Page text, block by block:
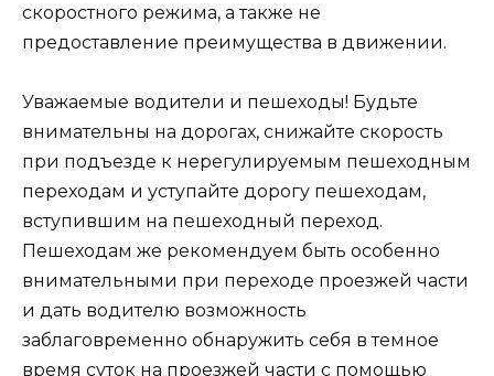
скоростного режима, а также не
предоставление преимущества в движении.
Уважаемые водители и пешеходы! Будьте
внимательны на дорогах, снижайте скорость
при подъезде к нерегулируемым пешеходным
переходам и уступайте дорогу пешеходам,
вступившим на пешеходный переход.
Пешеходам же рекомендуем быть особенно
внимательными при переходе проезжей части
и дать водителю возможность
заблаговременно обнаружить себя в темное
время суток на проезжей части с помощью